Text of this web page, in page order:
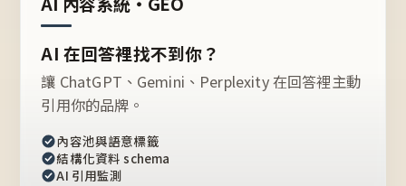
AI 在回答裡找不到你？
讓 ChatGPT、Gemini、Perplexity 在回答裡主動
引用你的品牌。
內容池與語意標籤
結構化資料 schema
AI 引用監測